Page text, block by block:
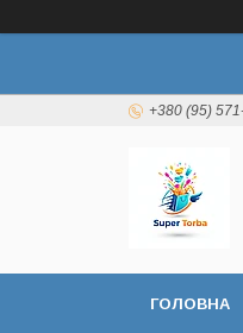
+380 (95)
ГОЛОВНА